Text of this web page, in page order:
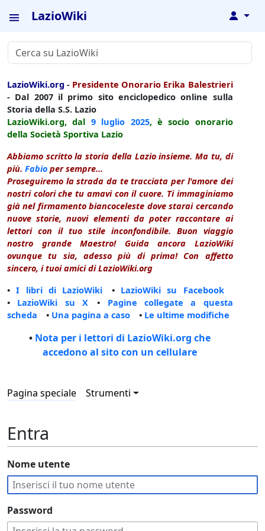
LazioWiki ↓
LazioWiki.org - Presidente Onorario Erika Balestrieri
- Dal 2007 il primo sito enciclopedico online sulla
Storia della S.S. Lazio
LazioWiki.org, dal 9 luglio 2025, è socio onorario
della Società Sportiva Lazio
Abbiamo scritto la storia della Lazio insieme. Ma tu, di
più. Fabio per sempre...
Proseguiremo la strada da te tracciata per l'amore dei
nostri colori che tu amavi con il cuore. Ti immaginiamo
già nel firmamento biancoceleste dove starai cercando
nuove storie, nuovi elementi da poter raccontare ai
lettori con il tuo stile inconfondibile. Buon viaggio
nostro grande Maestro! Guida ancora LazioWiki
ovunque tu sia, adesso più di prima! Con affetto
sincero, i tuoi amici di LazioWiki.org
•I libri di LazioWiki • LazioWiki su Facebook
• LazioWiki su X • Pagine collegate a questa
scheda • Una pagina a caso • Le ultime modifiche
• Nota per i lettori di LazioWiki.org che
accedono al sito con un cellulare
Pagina speciale Strumenti
Entra
Nome utente
Password